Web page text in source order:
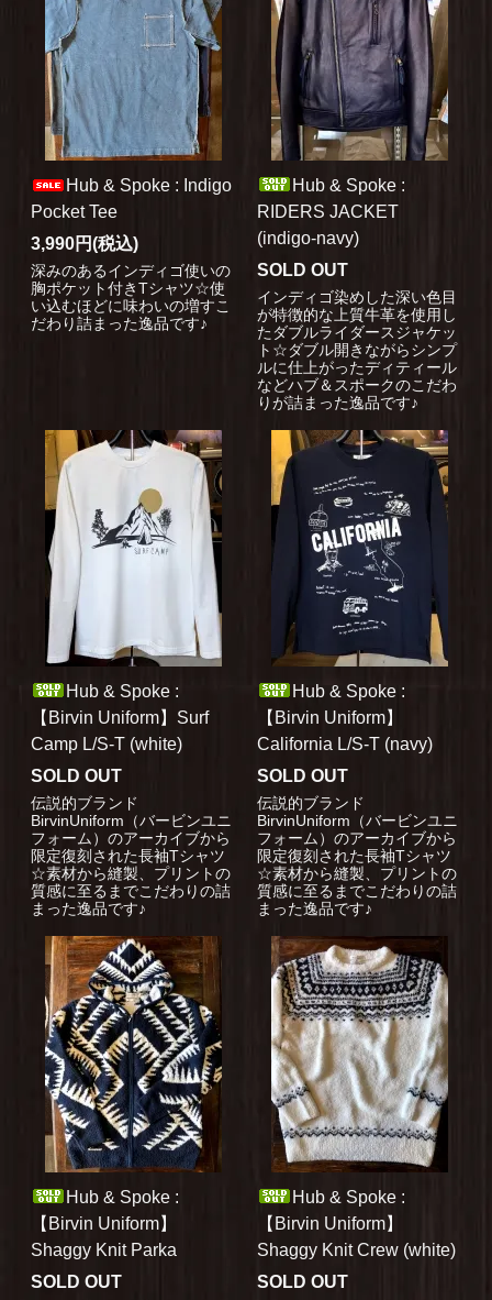
Hub & Spoke : Indigo
Pocket Tee
3,990円(税込)
深みのあるインディゴ使いの
胸ポケット付きTシャツ☆使
い込むほどに味わいの増すこ
だわり詰まった逸品です♪
Hub & Spoke :
RIDERS JACKET
(indigo-navy)
SOLD OUT
インディゴ染めした深い色目
が特徴的な上質牛革を使用し
たダブルライダースジャケッ
ト☆ダブル開きながらシンプ
ルに仕上がったディティール
などハブ＆スポークのこだわ
りが詰まった逸品です♪
Hub & Spoke :
【Birvin Uniform】Surf
Camp L/S-T (white)
SOLD OUT
伝説的ブランド
BirvinUniform（バービンユニ
フォーム）のアーカイブから
限定復刻された長袖Tシャツ
☆素材から縫製、プリントの
質感に至るまでこだわりの詰
まった逸品です♪
Hub & Spoke :
【Birvin Uniform】
California L/S-T (navy)
SOLD OUT
伝説的ブランド
BirvinUniform（バービンユニ
フォーム）のアーカイブから
限定復刻された長袖Tシャツ
☆素材から縫製、プリントの
質感に至るまでこだわりの詰
まった逸品です♪
Hub & Spoke :
【Birvin Uniform】
Shaggy Knit Parka
SOLD OUT
Hub & Spoke :
【Birvin Uniform】
Shaggy Knit Crew (white)
SOLD OUT